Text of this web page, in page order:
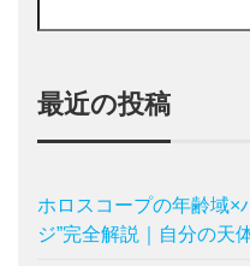
最近の投稿
ホロスコープの年齢域×
ジ”完全解説｜自分の天